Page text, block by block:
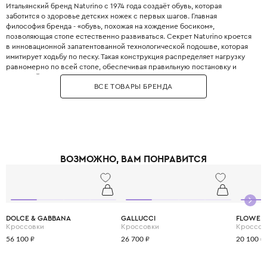
Итальянский бренд Naturino с 1974 года создаёт обувь, которая
заботится о здоровье детских ножек с первых шагов. Главная
философия бренда - «обувь, похожая на хождение босиком»,
позволяющая стопе естественно развиваться. Секрет Naturino кроется
в инновационной запатентованной технологической подошве, которая
имитирует ходьбу по песку. Такая конструкция распределяет нагрузку
равномерно по всей стопе, обеспечивая правильную постановку и
здоровый рост. Внутренняя анатомическая стелька выполнена из
дышащей натуральной кожи и обладает антибактериальными
свойствами. Задник обуви достаточно жёсткий для фиксации пяточки, но
Бренд предлагает элегантные туфли, стильные кроссовки, сапоги и
дарите своему ребёнку свободу активных игр без вреда для здоровья,
ведь качественная обувь - это фундамент правильного развития опорно-
двигательного аппарата.
ВСЕ ТОВАРЫ БРЕНДА
ВОЗМОЖНО, ВАМ ПОНРАВИТСЯ
DOLCE & GABBANA
Кроссовки
56 100 ₽
GALLUCCI
Кроссовки
26 700 ₽ 20 100 ₽